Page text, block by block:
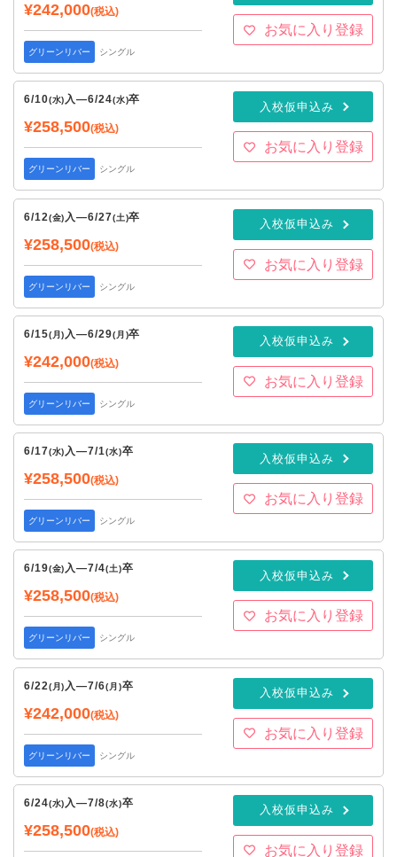
¥242,000(税込)
グリーンリバー シングル
お気に入り登録
6/10(水)入—6/24(水)卒
¥258,500(税込)
グリーンリバー シングル
入校仮申込み
お気に入り登録
6/12(金) 入—6/27(土)卒
¥258,500(税込)
グリーンリバー シングル
入校仮申込み
お気に入り登録
6/15(月) 入—6/29(月)卒
¥242,000(税込)
グリーンリバー シングル
入校仮申込み
お気に入り登録
6/17(水)入—7/1(水)卒
¥258,500(税込)
グリーンリバー シングル
入校仮申込み
お気に入り登録
6/19(金)入—7/4(土)卒
¥258,500(税込)
グリーンリバー シングル
入校仮申込み
お気に入り登録
6/22(月) 入—7/6(月)卒
¥242,000(税込)
グリーンリバー シングル
入校仮申込み
お気に入り登録
6/24(水) 入—7/8(水)卒
¥258,500(税込)
入校仮申込み
お気に入り登録